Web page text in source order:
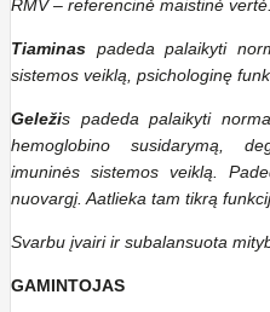
RMV – referencinė maistinė vertė.
Tiaminas padeda palaikyti
sistemos veiklą, psichologinę
Geležis padeda palaikyti
hemoglobino susidarymą,
imuninės sistemos veiklą.
nuovargį. Aatlieka tam tikrą
Svarbu įvairi ir subalansuota
GAMINTOJAS